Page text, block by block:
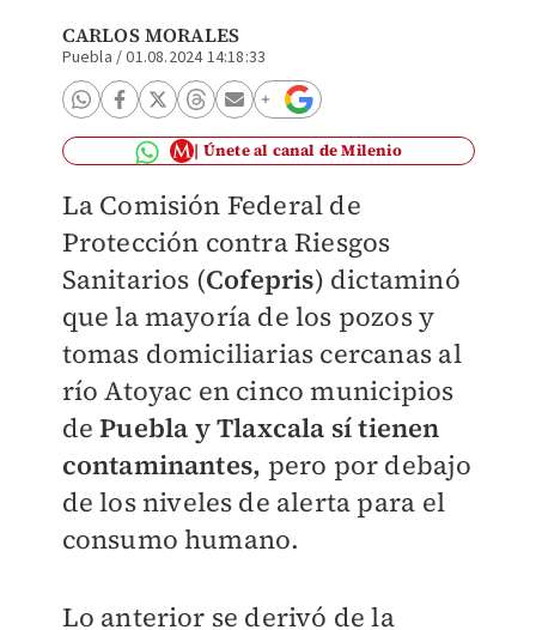
CARLOS MORALES
Puebla /01.08.2024 14:18:33
Únete al canal de Milenio
La Comisión Federal de
Protección contra Riesgos
Sanitarios (Cofepris) dictaminó
que la mayoría de los pozos y
tomas domiciliarias cercanas al
río Atoyac en cinco municipios
dePuebla y Tlaxcala sí tienen
contaminantes, pero por debajo
de los niveles de alerta para el
consumo humano.
Lo anterior se derivó de la